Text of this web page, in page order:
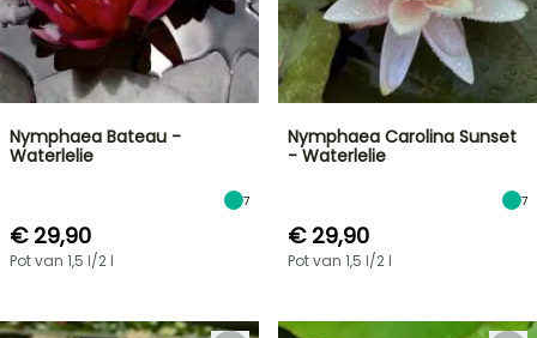
Nymphaea Bateau -
Waterlelie
7
€ 29,90
Pot van 1,5 l/2 l
Nymphaea Carolina Sunset
- Waterlelie
7
€ 29,90
Pot van 1,5 l/2 l